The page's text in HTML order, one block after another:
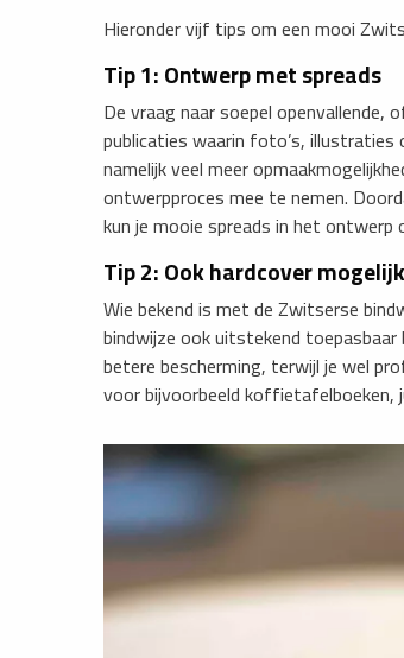
Hieronder vijf tips om een mooi
Tip 1: Ontwerp met spreads
De vraag naar soepel
publicaties waarin foto’s, illustraties
namelijk veel meer
ontwerpproces mee te nemen.
kun je mooie spreads in het
Tip 2: Ook hardcover mogelijk
Wie bekend is met de Zwitserse
bindwijze ook uitstekend
betere bescherming, terwijl je wel
voor bijvoorbeeld koffietafelboeken,